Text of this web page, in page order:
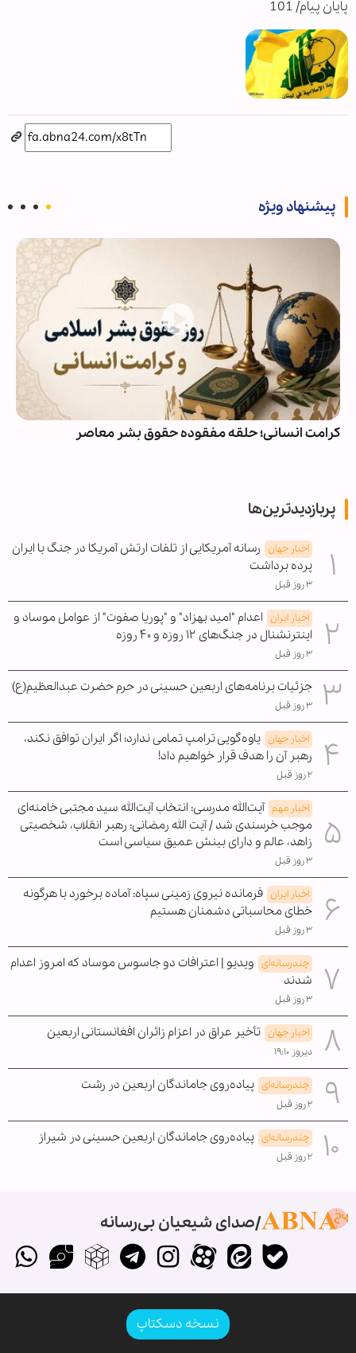
پایان پیام/ 101
پیشنهاد ویژه
کرامت انسانی؛ حلقه مفقوده حقوق بشر معاصر
پربازدیدترین‌ها
اخبار جهان رسانه آمریکایی از تلفات ارتش آمریکا در جنگ با ایران
پرده برداشت
۳ روز قبل
اخبار ایران اعدام "امید بهزاد" و "پوریا صفوت" از عوامل موساد و
اینترنشنال در جنگ‌های ۱۲ روزه و ۴۰ روزه
۳ روز قبل
جزئیات برنامه‌های اربعین حسینی در حرم حضرت عبدالعظیم(ع)
۳ روز قبل
اخبار جهان یاوه‌گویی ترامپ تمامی ندارد؛ اگر ایران توافق نکند،
رهبر آن را هدف قرار خواهیم داد!
۲ روز قبل
اخبار مهم آیت‌الله مدرسی: انتخاب آیت‌الله سید مجتبی خامنه‌ای
موجب خرسندی شد / آیت الله رمضانی: رهبر انقلاب، شخصیتی
زاهد، عالم و دارای بینش عمیق سیاسی است
۳ روز قبل
اخبار ایران فرمانده نیروی زمینی سپاه: آماده برخورد با هرگونه
خطای محاسباتی دشمنان هستیم
۳ روز قبل
چندرسانه‌ای ویدیو | اعترافات دو جاسوس موساد که امروز اعدام
شدند
۳ روز قبل
اخبار جهان تأخیر عراق در اعزام زائران افغانستانی اربعین
دیروز ۱۹:۱۰
چندرسانه‌ای پیاده‌روی جاماندگان اربعین در رشت
۲ روز قبل
چندرسانه‌ای پیاده‌روی جاماندگان اربعین حسینی در شیراز
۲ روز قبل
صدای شیعیان بی‌رسانه
نسخه دسکتاپ